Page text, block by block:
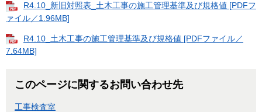
R4.10_新旧対照表_土木工事の施工管理基準及び規格値 [PDFフ
ァイル／1.96MB]
R4.10_土木工事の施工管理基準及び規格値 [PDFファイル／
7.64MB]
このページに関するお問い合わせ先
工事検査室